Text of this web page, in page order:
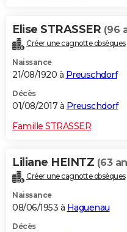
Elise STRASSER (96
Créer une cagnotte obsèques
Naissance
21/08/1920 à Preuschdorf
Décès
01/08/2017 à Preuschdorf
Famille STRASSER
Liliane HEINTZ (63
Créer une cagnotte obsèques
Naissance
08/06/1953 à Haguenau
Décès